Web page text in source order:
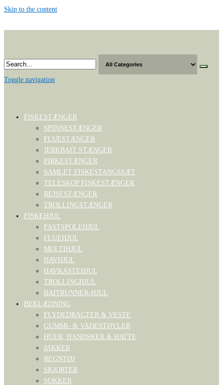
Skip to the content
Toggle navigation
FISKESTÆNGER
SPINNESTÆNGER
FLUESTÆNGER
JERKBAIT STÆNGER
PIRKESTÆNGER
SAMLET FISKESTANGSSÆT
TELESKOP FISKESTÆNGER
REJSESTÆNGER
TROLLINGSTÆNGER
FISKEHJUL
FASTSPOLEHJUL
FLUEHJUL
MULTIHJUL
HAVHJUL
HAVKASTEHJUL
TROLLINGHJUL
BAITRUNNER-HJUL
BEKLÆDNING
FLYDEDRAGTER & VESTE
GUMMI- & VADESTØVLER
HUER, HANDSKER & HATTE
JAKKER
REGNTØJ
SKJORTER
SOKKER